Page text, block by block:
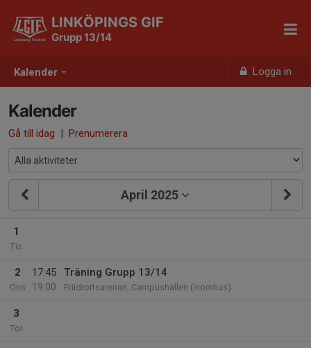
Kalender Logga in
LINKÖPINGS GIF
Grupp 13/14
Kalender
Gå till idag | Prenumerera
April 2025
1
Tis
2
Ons
17:45
19:00
Träning Grupp 13/14
Friidrottsarenan, Campushallen (inomhus)
3
Tor